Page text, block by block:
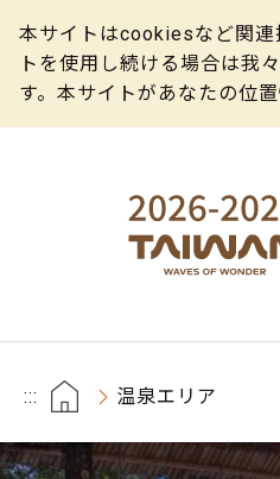
本サイトはcookiesなど関連
トを使用し続ける場合は我
す。本サイトがあなたの位
::: 温泉エリア